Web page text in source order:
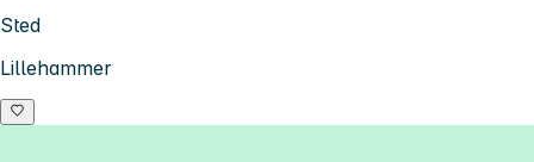
Sted
Lillehammer